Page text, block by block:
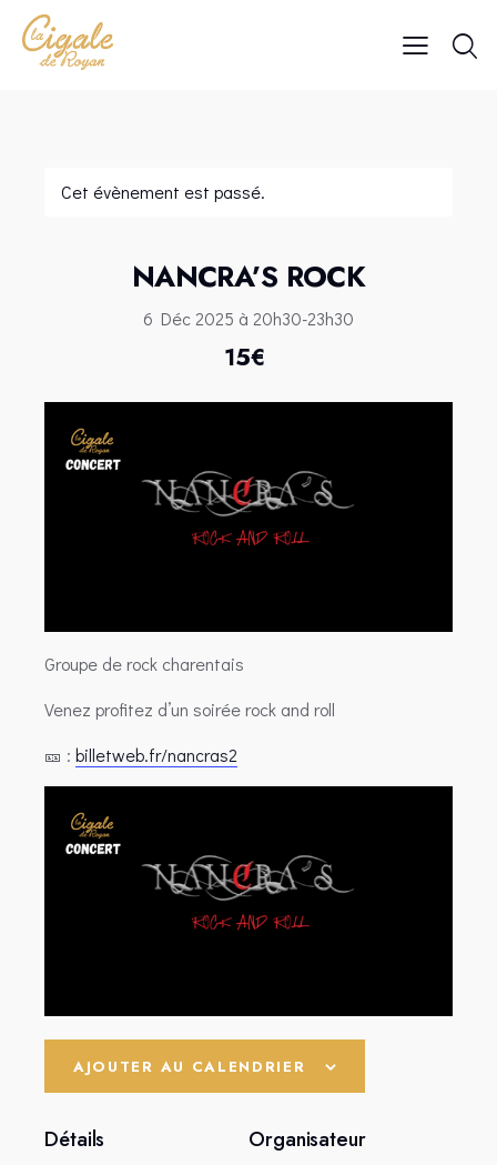
Cet évènement est passé.
NANCRA’S ROCK
6 Déc 2025 à 20h30-23h30
15€
Groupe de rock charentais
Venez profitez d’un soirée rock and roll
🎫 : billetweb.fr/nancras2
AJOUTER AU CALENDRIER
Détails Organisateur